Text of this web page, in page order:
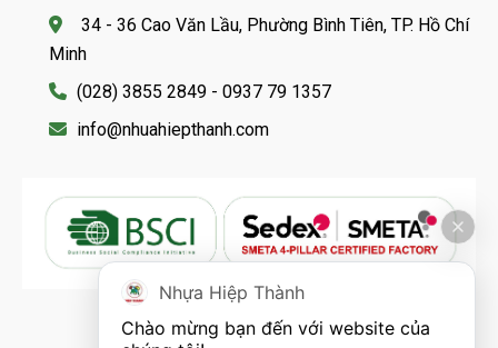
34 - 36 Cao Văn Lầu, Phường Bình Tiên, TP. Hồ Chí
Minh
(028) 3855 2849 - 0937 79 1357
info@nhuahiepthanh.com
FOLLOW US
Nhựa Hiệp Thành
Chào mừng bạn đến với website của